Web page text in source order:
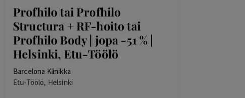
Profhilo tai Profhilo
Structura + RF-hoito tai
Profhilo Body | jopa -51 % |
Helsinki, Etu-Töölö
Barcelona Klinikka
Etu-Töölö, Helsinki